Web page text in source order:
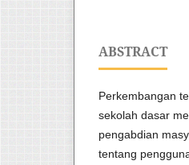
ABSTRACT
Perkembangan
sekolah dasar
pengabdian
tentang